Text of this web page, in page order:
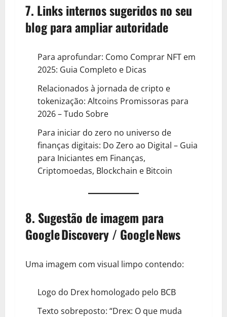
7. Links internos sugeridos no seu
blog para ampliar autoridade
Para aprofundar: Como Comprar NFT em
2025: Guia Completo e Dicas
Relacionados à jornada de cripto e
tokenização: Altcoins Promissoras para
2026 – Tudo Sobre
Para iniciar do zero no universo de
finanças digitais: Do Zero ao Digital – Guia
para Iniciantes em Finanças,
Criptomoedas, Blockchain e Bitcoin
8. Sugestão de imagem para
Google Discovery / Google News
Uma imagem com visual limpo contendo:
Logo do Drex homologado pelo BCB
Texto sobreposto: “Drex: O que muda